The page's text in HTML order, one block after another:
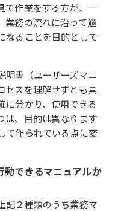
て作業をする方が、一
業務の流れに沿って適
なることを目的として
明書（ユーザーズマニ
セスを理解せずとも具
に分かり、使用できる
は、目的は異なります
て作られている点に変
できるマニュアルか
記２種類のうち業務マ